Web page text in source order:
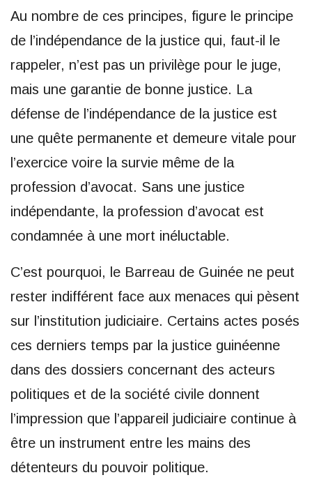
Au nombre de ces principes, figure le principe
de l’indépendance de la justice qui, faut-il le
rappeler, n’est pas un privilège pour le juge,
mais une garantie de bonne justice. La
défense de l’indépendance de la justice est
une quête permanente et demeure vitale pour
l’exercice voire la survie même de la
profession d’avocat. Sans une justice
indépendante, la profession d’avocat est
condamnée à une mort inéluctable.
C’est pourquoi, le Barreau de Guinée ne peut
rester indifférent face aux menaces qui pèsent
sur l’institution judiciaire. Certains actes posés
ces derniers temps par la justice guinéenne
dans des dossiers concernant des acteurs
politiques et de la société civile donnent
l’impression que l’appareil judiciaire continue à
être un instrument entre les mains des
détenteurs du pouvoir politique.